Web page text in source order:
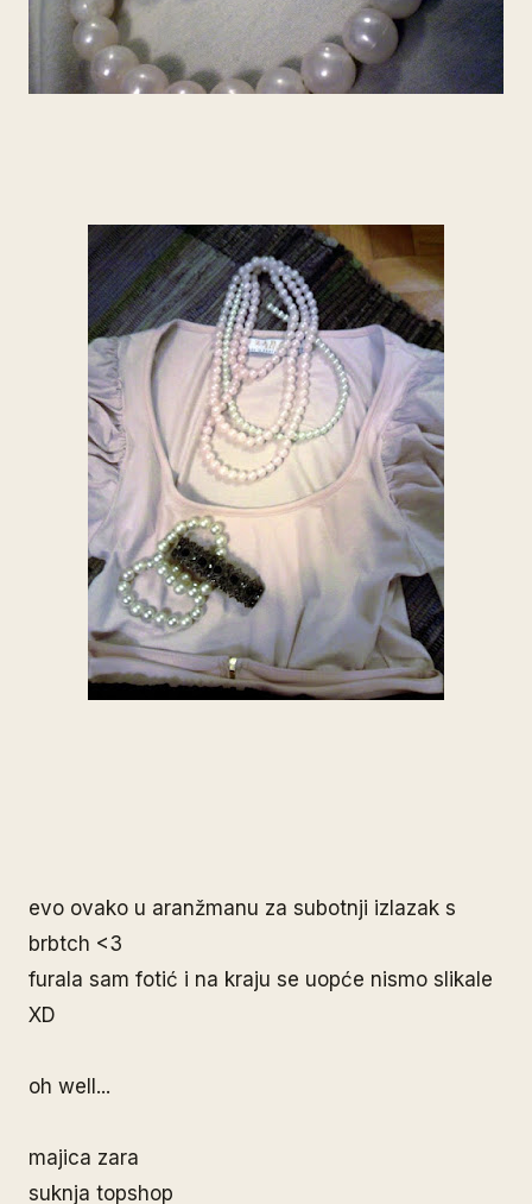
evo ovako u aranžmanu za subotnji izlazak s
brbtch <3
furala sam fotić i na kraju se uopće nismo slikale
XD
oh well...
majica zara
suknja topshop